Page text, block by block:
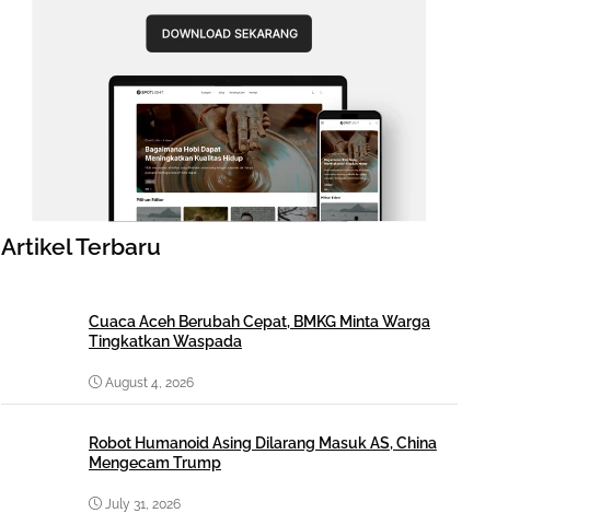
Artikel Terbaru
Cuaca Aceh Berubah Cepat, BMKG Minta Warga
Tingkatkan Waspada
August 4, 2026
Robot Humanoid Asing Dilarang Masuk AS, China
Mengecam Trump
July 31, 2026